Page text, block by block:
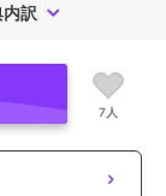
訳
7人